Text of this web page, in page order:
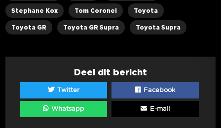
Stephane Kox Tom Coronel Toyota
Toyota GR Toyota GR Supra Toyota Supra
Deel dit bericht
Twitter Facebook
Whatsapp E-mail